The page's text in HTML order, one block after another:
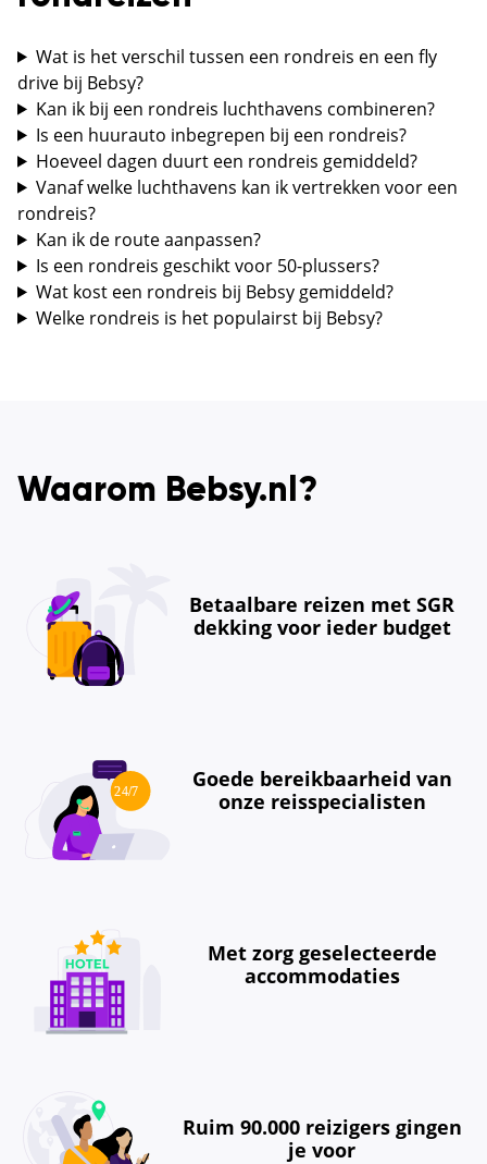
Wat is het verschil tussen een rondreis en een fly
drive bij Bebsy?
Kan ik bij een rondreis luchthavens combineren?
Is een huurauto inbegrepen bij een rondreis?
Hoeveel dagen duurt een rondreis gemiddeld?
Vanaf welke luchthavens kan ik vertrekken voor een
rondreis?
Kan ik de route aanpassen?
Is een rondreis geschikt voor 50-plussers?
Wat kost een rondreis bij Bebsy gemiddeld?
Welke rondreis is het populairst bij Bebsy?
Waarom Bebsy.nl?
Betaalbare reizen met SGR
dekking voor ieder budget
Goede bereikbaarheid van
onze reisspecialisten
Met zorg geselecteerde
accommodaties
Ruim 90.000 reizigers gingen
je voor